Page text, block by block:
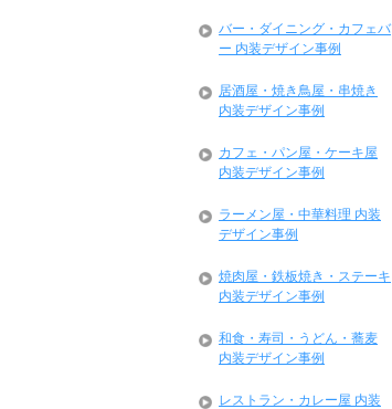
バー・ダイニング・カフェバ
ー 内装デザイン事例
居酒屋・焼き鳥屋・串焼き
内装デザイン事例
カフェ・パン屋・ケーキ屋
内装デザイン事例
ラーメン屋・中華料理 内装
デザイン事例
焼肉屋・鉄板焼き・ステーキ
内装デザイン事例
和食・寿司・うどん・蕎麦
内装デザイン事例
レストラン・カレー屋 内装